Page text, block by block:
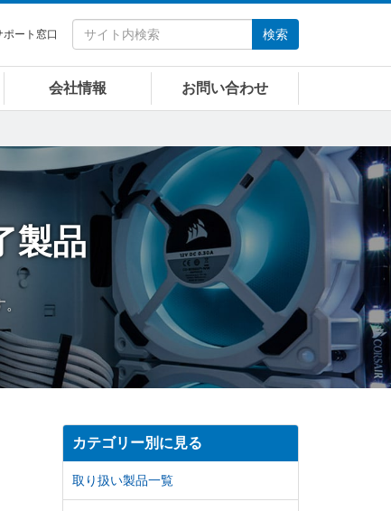
ポート窓口 検索
会社情報 お問い合わせ
製品
カテゴリー別に見る
取り扱い製品一覧